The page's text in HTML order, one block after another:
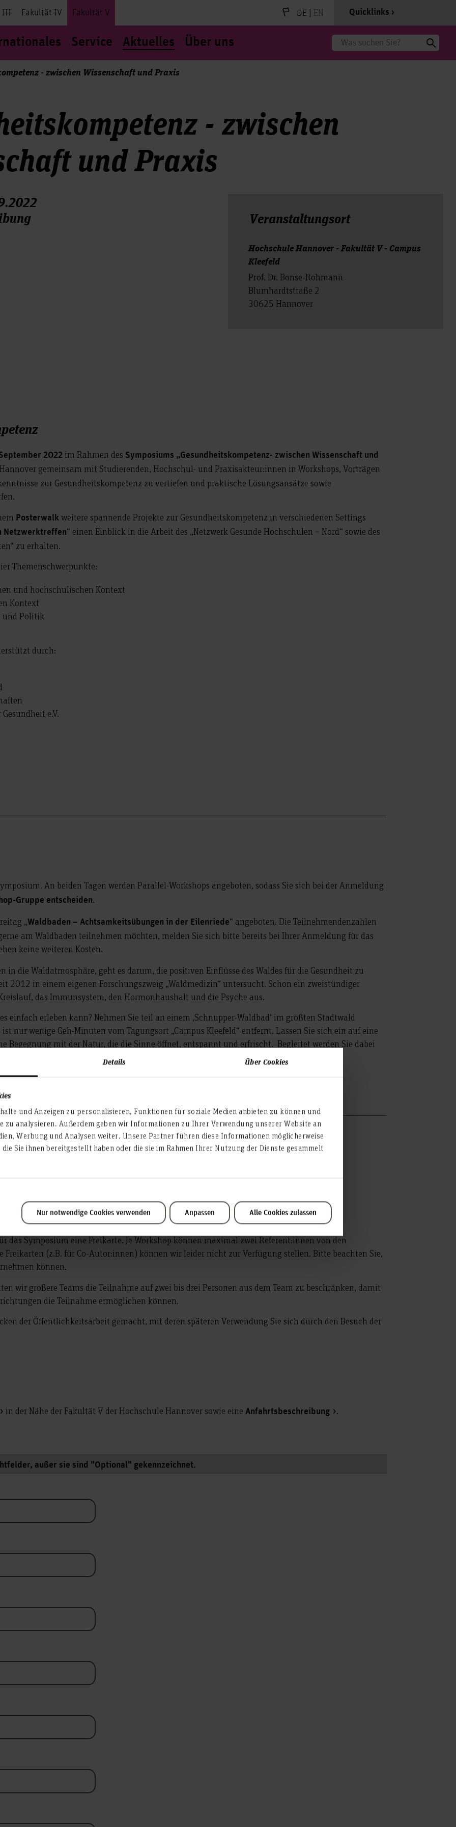
Details Über Cookies
und Anzeigen zu personalisieren, Funktionen für soziale Medien anbieten zu können und
zu analysieren. Außerdem geben wir Informationen zu Ihrer Verwendung unserer Website an
Werbung und Analysen weiter. Unsere Partner führen diese Informationen möglicherweise
Sie ihnen bereitgestellt haben oder die sie im Rahmen Ihrer Nutzung der Dienste gesammelt
Nur notwendige Cookies verwenden Anpassen Alle Cookies zulassen
III Fakultät IV Fakultät V DE | EN Quicklinks
Service Aktuelles Über uns Suche
- zwischen Wissenschaft und Praxis
- zwischen
und Praxis
Veranstal­tungs­ort
Hochschule Hannover - Fakultät V - Campus
Kleefeld
Prof. Dr. Bonse-Rohmann
Blumhardtstraße 2
30625 Hannover
2022 im Rahmen des Symposiums „Gesundheitskompetenz- zwischen Wissenschaft und
gemeinsam mit Studierenden, Hochschul- und Praxisakteur:innen in Workshops, Vorträgen
zur Gesundheitskompetenz zu vertiefen und praktische Lösungsansätze sowie
Posterwalk weitere spannende Projekte zur Gesundheitskompetenz in verschiedenen Settings
Netzwerktreffen“ einen Einblick in die Arbeit des „Netzwerk Gesunde Hochschulen – Nord“ sowie des
zu erhalten.
Themenschwerpunkte:
und hochschulischen Kontext
Kontext
und Politik
durch:
e.V.
An beiden Tagen werden Parallel-Workshops angeboten, sodass Sie sich bei der Anmeldung
Gruppe entscheiden.
„Waldbaden – Achtsamkeitsübungen in der Eilenriede“ angeboten. Die Teilnehmendenzahlen
am Waldbaden teilnehmen möchten, melden Sie sich bitte bereits bei Ihrer Anmeldung für das
keine weiteren Kosten.
in die Waldatmosphäre, geht es darum, die positiven Einflüsse des Waldes für die Gesundheit zu
2012 in einem eigenen Forschungszweig „Waldmedizin“ untersucht. Schon ein zweistündiger
das Immunsystem, den Hormonhaushalt und die Psyche aus.
einfach erleben kann? Nehmen Sie teil an einem ‚Schnupper-Waldbad‘ im größten Stadtwald
nur wenige Geh-Minuten vom Tagungsort „Campus Kleefeld“ entfernt. Lassen Sie sich ein auf eine
Begegnung mit der Natur, die die Sinne öffnet, entspannt und erfrischt. Begleitet werden Sie dabei
und nach WALDWOHL® zertifizierte Trainerin für Wald-Gesundheit. Kontakt:
bis zum
pro Person. Studierende nehmen kostenfrei teil. Tagungsgetränke sowie jeweils eine
enthalten. Die kostenfreie Stornierung der Anmeldung ist bis zum 31.08.2022 möglich.
das Symposium eine Freikarte. Je Workshop können maximal zwei Referent:innen von den
Freikarten (z.B. für Co-Autor:innen) können wir leider nicht zur Verfügung stellen. Bitte beachten Sie,
können.
wir größere Teams die Teilnahme auf zwei bis drei Personen aus dem Team zu beschränken, damit
die Teilnahme ermöglichen können.
der Öffentlichkeitsarbeit gemacht, mit deren späteren Verwendung Sie sich durch den Besuch der
in der Nähe der Fakultät V der Hochschule Hannover sowie eine Anfahrtsbeschreibung .
außer sie sind "Optional" gekennzeichnet.